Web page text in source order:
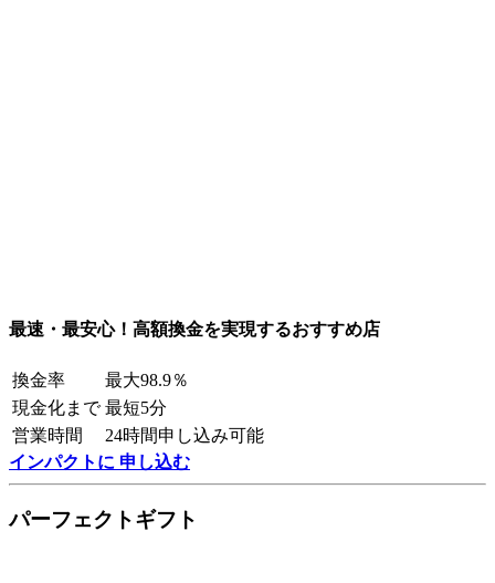
最速・最安心！高額換金を実現するおすすめ店
換金率
最大98.9％
現金化まで 最短5分
営業時間
24時間申し込み可能
インパクトに 申し込む
パーフェクトギフト